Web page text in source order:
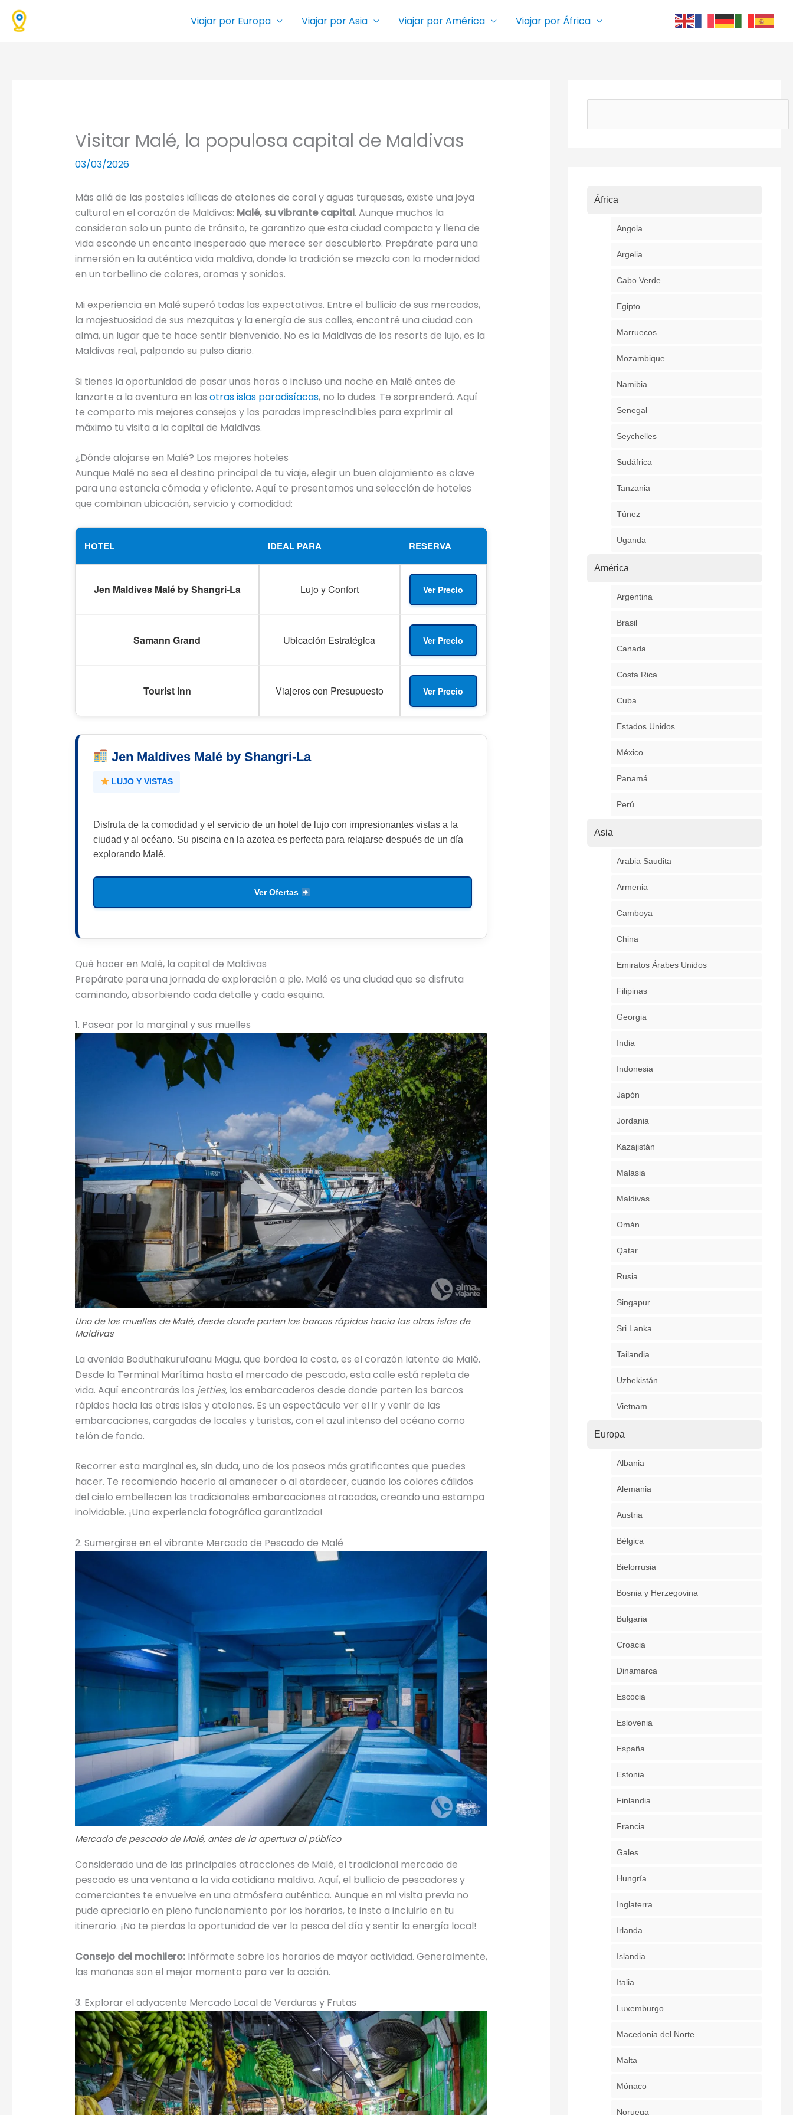
Viajar por Europa Viajar por Asia Viajar por América Viajar por África
Visitar Malé, la populosa capital de Maldivas
03/03/2026
Más allá de las postales idílicas de atolones de coral y aguas turquesas, existe una joya
cultural en el corazón de Maldivas: Malé, su vibrante capital. Aunque muchos la
consideran solo un punto de tránsito, te garantizo que esta ciudad compacta y llena de
vida esconde un encanto inesperado que merece ser descubierto. Prepárate para una
inmersión en la auténtica vida maldiva, donde la tradición se mezcla con la modernidad
en un torbellino de colores, aromas y sonidos.
Mi experiencia en Malé superó todas las expectativas. Entre el bullicio de sus mercados,
la majestuosidad de sus mezquitas y la energía de sus calles, encontré una ciudad con
alma, un lugar que te hace sentir bienvenido. No es la Maldivas de los resorts de lujo, es la
Maldivas real, palpando su pulso diario.
Si tienes la oportunidad de pasar unas horas o incluso una noche en Malé antes de
lanzarte a la aventura en las otras islas paradisíacas, no lo dudes. Te sorprenderá. Aquí
te comparto mis mejores consejos y las paradas imprescindibles para exprimir al
máximo tu visita a la capital de Maldivas.
¿Dónde alojarse en Malé? Los mejores hoteles
Aunque Malé no sea el destino principal de tu viaje, elegir un buen alojamiento es clave
para una estancia cómoda y eficiente. Aquí te presentamos una selección de hoteles
que combinan ubicación, servicio y comodidad:
HOTEL IDEAL PARA RESERVA
Jen Maldives Malé by Shangri-La Lujo y Confort Ver Precio
Samann Grand Ubicación Estratégica Ver Precio
Tourist Inn Viajeros con Presupuesto Ver Precio
Jen Maldives Malé by Shangri-La
LUJO Y VISTAS
Disfruta de la comodidad y el servicio de un hotel de lujo con impresionantes vistas a la
ciudad y al océano. Su piscina en la azotea es perfecta para relajarse después de un día
explorando Malé.
Ver Ofertas
Qué hacer en Malé, la capital de Maldivas
Prepárate para una jornada de exploración a pie. Malé es una ciudad que se disfruta
caminando, absorbiendo cada detalle y cada esquina.
1. Pasear por la marginal y sus muelles
Uno de los muelles de Malé, desde donde parten los barcos rápidos hacia las otras islas de
Maldivas
La avenida Boduthakurufaanu Magu, que bordea la costa, es el corazón latente de Malé.
Desde la Terminal Marítima hasta el mercado de pescado, esta calle está repleta de
vida. Aquí encontrarás los jetties, los embarcaderos desde donde parten los barcos
rápidos hacia las otras islas y atolones. Es un espectáculo ver el ir y venir de las
embarcaciones, cargadas de locales y turistas, con el azul intenso del océano como
telón de fondo.
Recorrer esta marginal es, sin duda, uno de los paseos más gratificantes que puedes
hacer. Te recomiendo hacerlo al amanecer o al atardecer, cuando los colores cálidos
del cielo embellecen las tradicionales embarcaciones atracadas, creando una estampa
inolvidable. ¡Una experiencia fotográfica garantizada!
2. Sumergirse en el vibrante Mercado de Pescado de Malé
Mercado de pescado de Malé, antes de la apertura al público
Considerado una de las principales atracciones de Malé, el tradicional mercado de
pescado es una ventana a la vida cotidiana maldiva. Aquí, el bullicio de pescadores y
comerciantes te envuelve en una atmósfera auténtica. Aunque en mi visita previa no
pude apreciarlo en pleno funcionamiento por los horarios, te insto a incluirlo en tu
itinerario. ¡No te pierdas la oportunidad de ver la pesca del día y sentir la energía local!
Consejo del mochilero:Infórmate sobre los horarios de mayor actividad. Generalmente,
las mañanas son el mejor momento para ver la acción.
3. Explorar el adyacente Mercado Local de Verduras y Frutas
África
Angola
Argelia
Cabo Verde
Egipto
Marruecos
Mozambique
Namibia
Senegal
Seychelles
Sudáfrica
Tanzania
Túnez
Uganda
América
Argentina
Brasil
Canada
Costa Rica
Cuba
Estados Unidos
México
Panamá
Perú
Asia
Arabia Saudita
Armenia
Camboya
China
Emiratos Árabes Unidos
Filipinas
Georgia
India
Indonesia
Japón
Jordania
Kazajistán
Malasia
Maldivas
Omán
Qatar
Rusia
Singapur
Sri Lanka
Tailandia
Uzbekistán
Vietnam
Europa
Albania
Alemania
Austria
Bélgica
Bielorrusia
Bosnia y Herzegovina
Bulgaria
Croacia
Dinamarca
Escocia
Eslovenia
España
Estonia
Finlandia
Francia
Gales
Hungría
Inglaterra
Irlanda
Islandia
Italia
Luxemburgo
Macedonia del Norte
Malta
Mónaco
Noruega